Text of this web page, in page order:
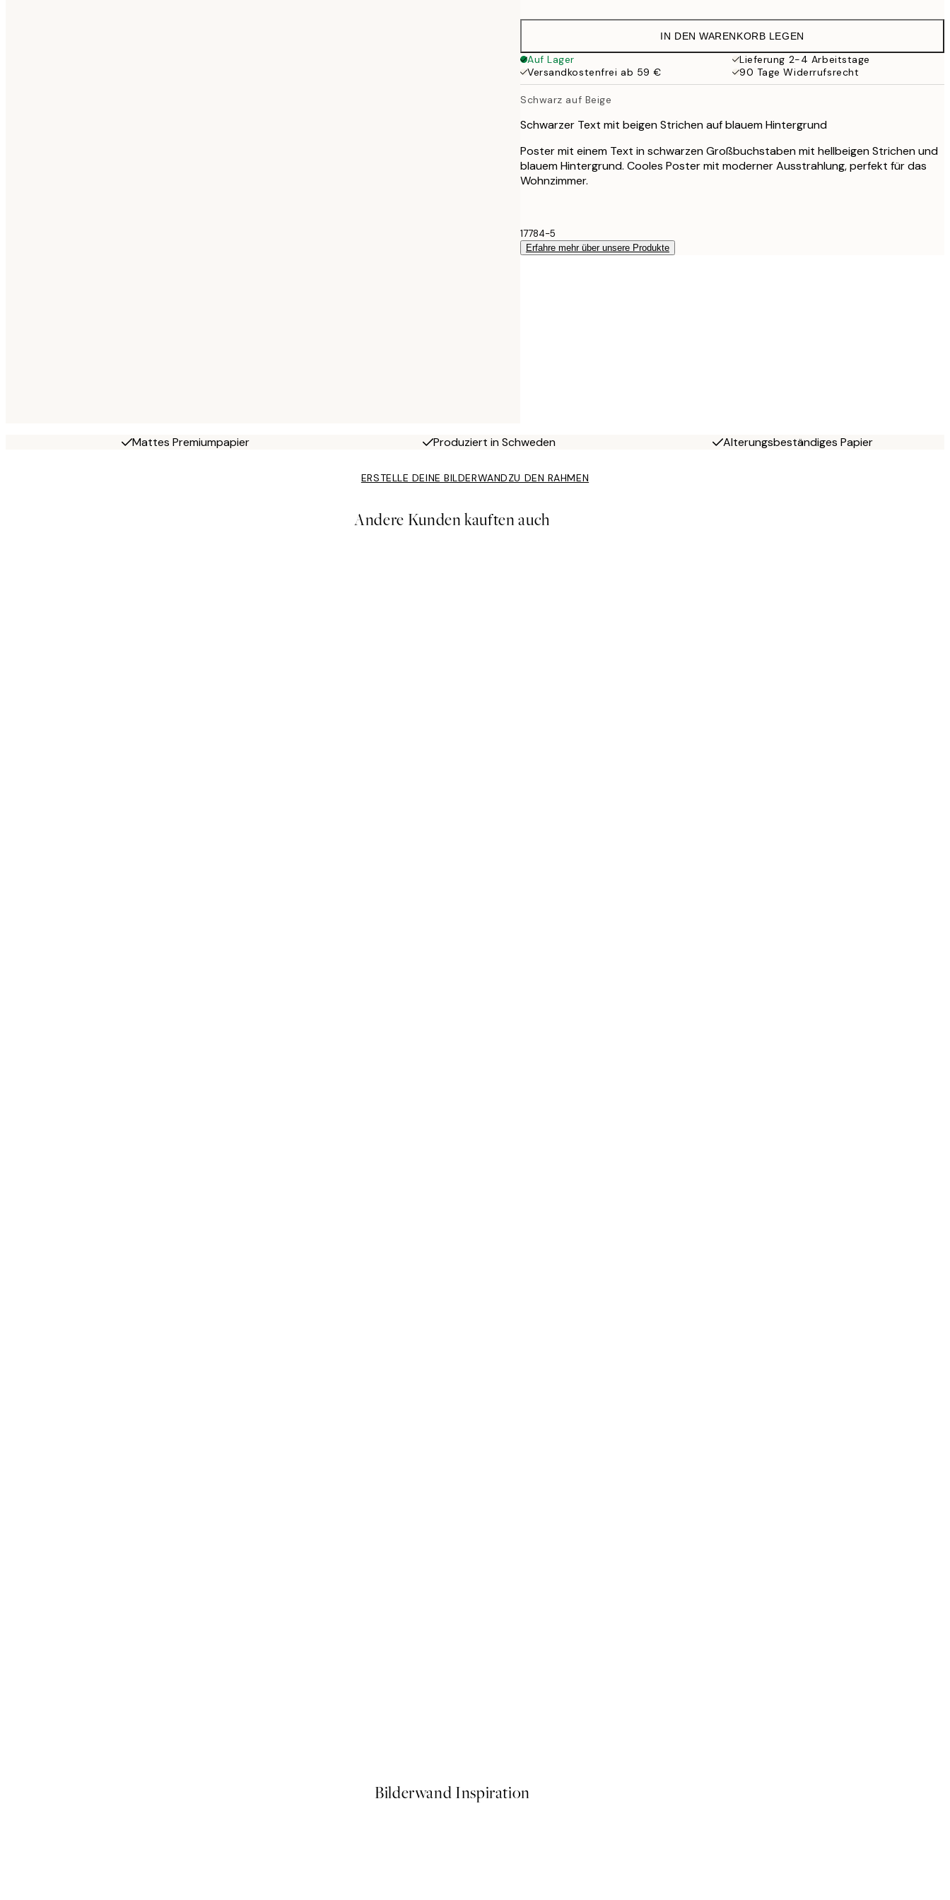
IN DEN WARENKORB LEGEN
Auf Lager
Lieferung 2-4 Arbeitstage
Versandkostenfrei ab 59 €
90 Tage Widerrufsrecht
Schwarz auf Beige
Schwarzer Text mit beigen Strichen auf blauem Hintergrund
Poster mit einem Text in schwarzen Großbuchstaben mit hellbeigen Strichen und
blauem Hintergrund. Cooles Poster mit moderner Ausstrahlung, perfekt für das
Wohnzimmer.
17784-5
Erfahre mehr über unsere Produkte
Mattes Premiumpapier Produziert in Schweden Alterungsbeständiges Papier
ERSTELLE DEINE BILDERWANDZU DEN RAHMEN
Andere Kunden kauften auch
Bilderwand Inspiration